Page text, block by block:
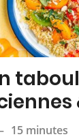
15 minutes